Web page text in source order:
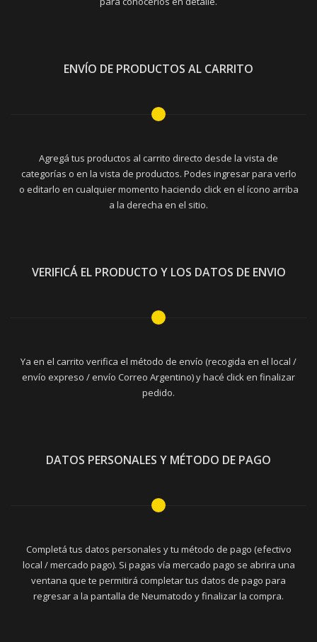
ENVÍO DE PRODUCTOS AL CARRITO
Agregá tus productos al carrito directo desde la vista de
categorías o en la vista de productos. Podes ingresar para verlo
o editarlo en cualquier momento haciendo click en el ícono arriba
a la derecha en el sitio.
VERIFICÁ EL PRODUCTO Y LOS DATOS DE ENVIO
Ya en el carrito verifica el método de envío (recogida en el local /
envío expreso / envío Correo Argentino) y hacé click en finalizar
pedido.
DATOS PERSONALES Y MÉTODO DE PAGO
Completá tus datos personales y tu método de pago (efectivo
local / mercado pago). Si pagas vía mercado pago se abrira una
ventana que te permitirá completar tus datos de pago para
regresar a la pantalla de Neumatodo y finalizar la compra.